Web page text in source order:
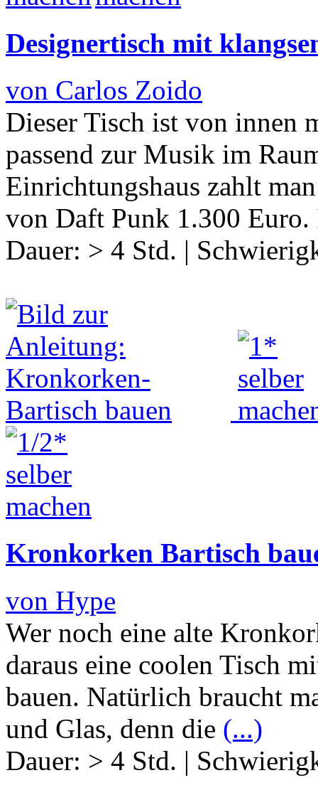
Designertisch mit
von Carlos Zoido
Dieser Tisch ist von innen
passend zur Musik im
Einrichtungshaus zahlt
von Daft Punk 1.300
Dauer: > 4 Std. |
Kronkorken Bartisch
von Hype
Wer noch eine alte
daraus eine coolen Tisch
bauen. Natürlich braucht
und Glas, denn die (...)
Dauer: > 4 Std. |